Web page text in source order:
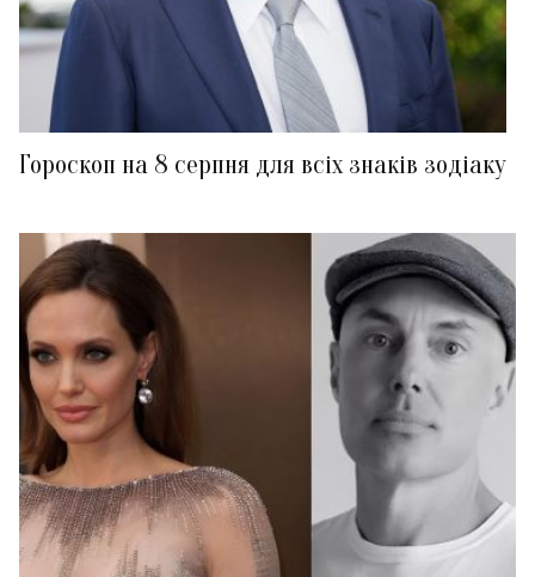
Гороскоп на 8 серпня для всіх знаків зодіаку